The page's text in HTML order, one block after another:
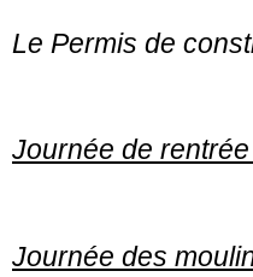
Le Permis de
Journée de
Journée des